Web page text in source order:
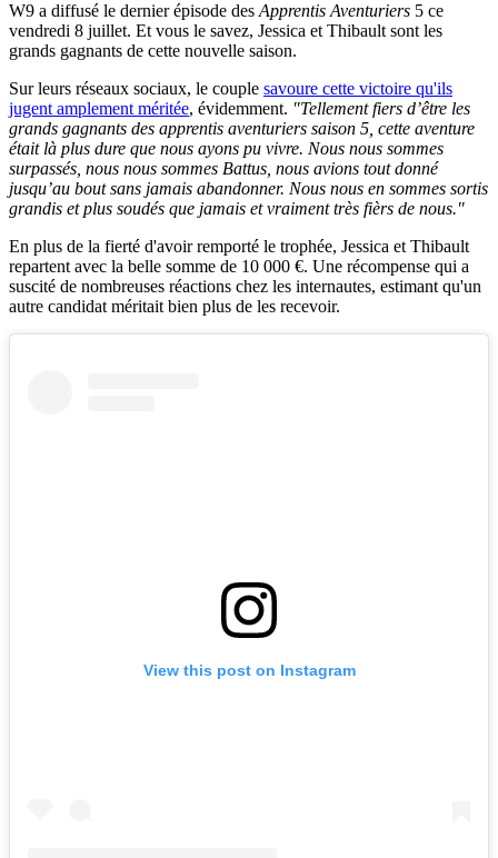
W9 a diffusé le dernier épisode des Apprentis Aventuriers 5 ce
vendredi 8 juillet. Et vous le savez, Jessica et Thibault sont les
grands gagnants de cette nouvelle saison.
Sur leurs réseaux sociaux, le couple savoure cette victoire qu'ils
jugent amplement méritée, évidemment. "Tellement fiers d’être les
grands gagnants des apprentis aventuriers saison 5, cette aventure
était là plus dure que nous ayons pu vivre. Nous nous sommes
surpassés, nous nous sommes Battus, nous avions tout donné
jusqu’au bout sans jamais abandonner. Nous nous en sommes sortis
grandis et plus soudés que jamais et vraiment très fièrs de nous."
En plus de la fierté d'avoir remporté le trophée, Jessica et Thibault
repartent avec la belle somme de 10 000 €. Une récompense qui a
suscité de nombreuses réactions chez les internautes, estimant qu'un
autre candidat méritait bien plus de les recevoir.
View this post on Instagram